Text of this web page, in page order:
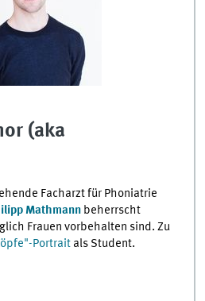
(aka
Facharzt für Phoniatrie
Mathmann beherrscht
Frauen vorbehalten sind. Zu
Portrait als Student.